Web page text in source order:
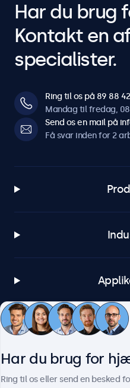
Har du brug
Kontakt en
specialister.
Ring til os på 89 88
Mandag til fredag,
Send os en mail på
Få svar inden for 2
Har du brug for
Ring til os eller send en besked